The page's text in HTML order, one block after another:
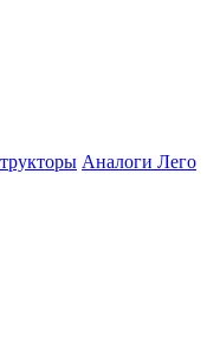
Аналоги Лего